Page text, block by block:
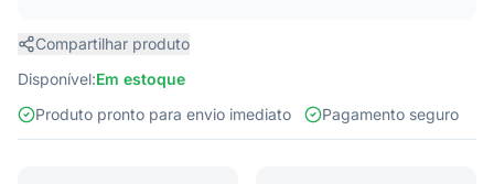
Compartilhar produto
Disponível:Em estoque
Produto pronto para envio imediato
Pagamento seguro